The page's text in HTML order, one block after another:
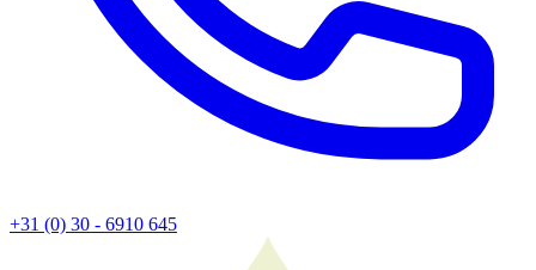
+31 (0) 30 - 6910 645